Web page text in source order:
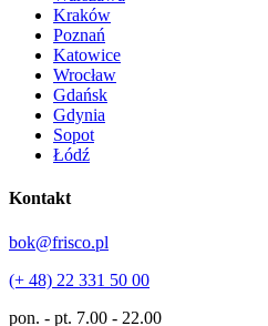
Kraków
Poznań
Katowice
Wrocław
Gdańsk
Gdynia
Sopot
Łódź
Kontakt
bok@frisco.pl
(+ 48) 22 331 50 00
pon. - pt. 7.00 - 22.00